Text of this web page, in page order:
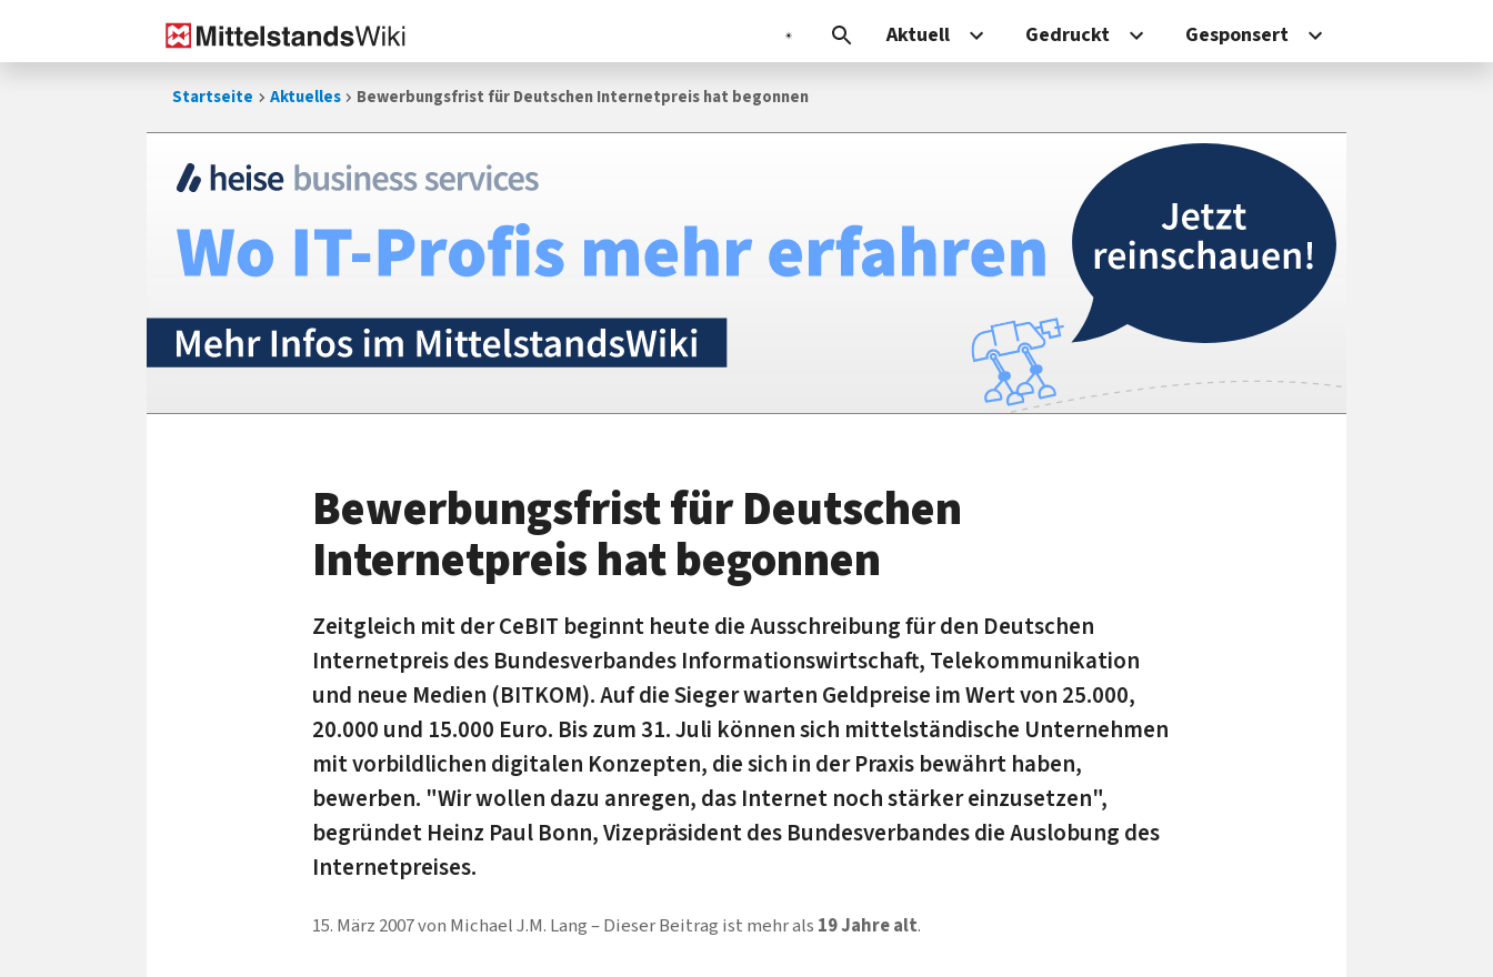
Aktuell Gedruckt Gesponsert
Startseite Aktuelles Bewerbungsfrist für Deutschen Internetpreis hat begonnen
Bewerbungsfrist für Deutschen
Internetpreis hat begonnen
Zeitgleich mit der CeBIT beginnt heute die Ausschreibung für den Deutschen
Internetpreis des Bundesverbandes Informationswirtschaft, Telekommunikation
und neue Medien (BITKOM). Auf die Sieger warten Geldpreise im Wert von 25.000,
20.000 und 15.000 Euro. Bis zum 31. Juli können sich mittelständische Unternehmen
mit vorbildlichen digitalen Konzepten, die sich in der Praxis bewährt haben,
bewerben. "Wir wollen dazu anregen, das Internet noch stärker einzusetzen",
begründet Heinz Paul Bonn, Vizepräsident des Bundesverbandes die Auslobung des
Internetpreises.
15. März 2007von Michael J.M. Lang Dieser Beitrag ist mehr als 19 Jahre alt.